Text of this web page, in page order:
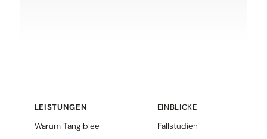
LEISTUNGEN
Warum Tangiblee
EINBLICKE
Fallstudien